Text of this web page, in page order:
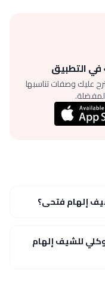
في التطبيق
عليك وصفات تناسبها
إلهام فتحى؟
للشيف إلهام